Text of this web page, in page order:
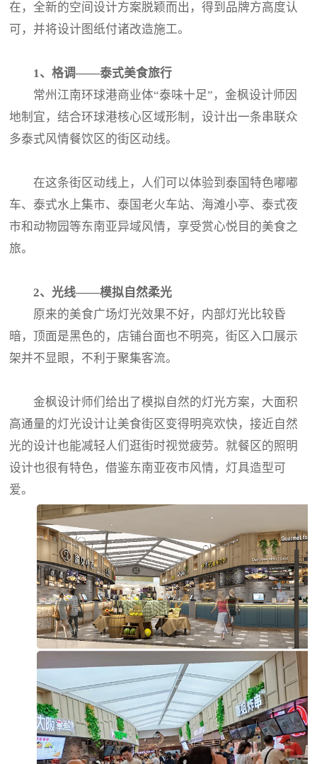
在，全新的空间设计方案脱颖而出，得到品牌方高度认
可，并将设计图纸付诸改造施工。
1、格调——泰式美食旅行
常州江南环球港商业体“泰味十足”，金枫设计师因
地制宜，结合环球港核心区域形制，设计出一条串联众
多泰式风情餐饮区的街区动线。
在这条街区动线上，人们可以体验到泰国特色嘟嘟
车、泰式水上集市、泰国老火车站、海滩小亭、泰式夜
市和动物园等东南亚异域风情，享受赏心悦目的美食之
旅。
2、光线——模拟自然柔光
原来的美食广场灯光效果不好，内部灯光比较昏
暗，顶面是黑色的，店铺台面也不明亮，街区入口展示
架并不显眼，不利于聚集客流。
金枫设计师们给出了模拟自然的灯光方案，大面积
高通量的灯光设计让美食街区变得明亮欢快，接近自然
光的设计也能减轻人们逛街时视觉疲劳。就餐区的照明
设计也很有特色，借鉴东南亚夜市风情，灯具造型可
爱。